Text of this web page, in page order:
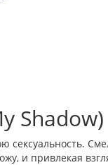
Shadow)
сексуальность.
и привлекая